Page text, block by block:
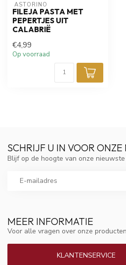
ASTORINO
FILEJA PASTA MET
PEPERTJES UIT
CALABRIË
€4,99
Op voorraad
MEER INFORMATIE
Voor alle vragen over onze
KLANTENSERVICE
SCHRIJF U IN VOOR
Blijf op de hoogte van onze